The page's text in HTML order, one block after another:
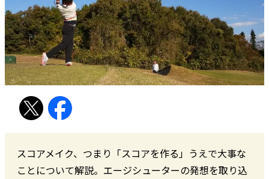
スコアメイク、つまり「スコアを作る」うえで大事な
ことについて解説。エージシューターの発想を取り込